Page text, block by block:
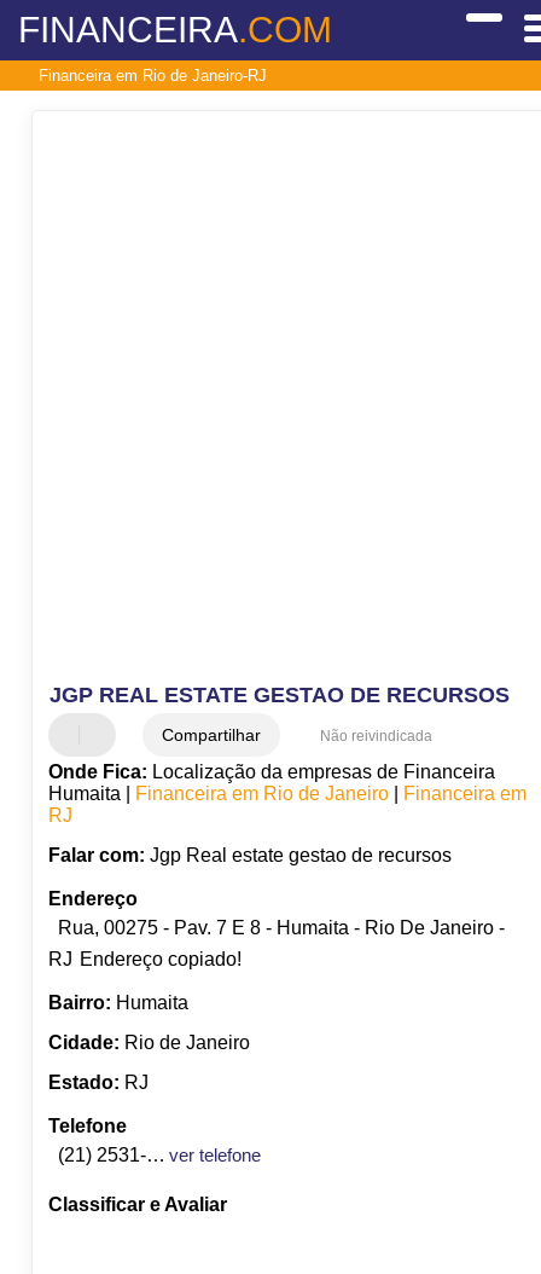
FINANCEIRA.COM
Financeira em Rio de Janeiro-RJ
JGP REAL ESTATE GESTAO DE RECURSOS
Compartilhar Não reivindicada
Onde Fica: Localização da empresas de Financeira
Humaita |
Financeira em Rio de Janeiro|
Financeira em
RJ
Falar com: Jgp Real estate gestao de recursos
Endereço
Rua, 00275 - Pav. 7 E 8 - Humaita - Rio De Janeiro -
RJ Endereço copiado!
Bairro: Humaita
Cidade: Rio de Janeiro
Estado: RJ
Telefone
(21) 2531-7080
ver telefone
Classificar e Avaliar